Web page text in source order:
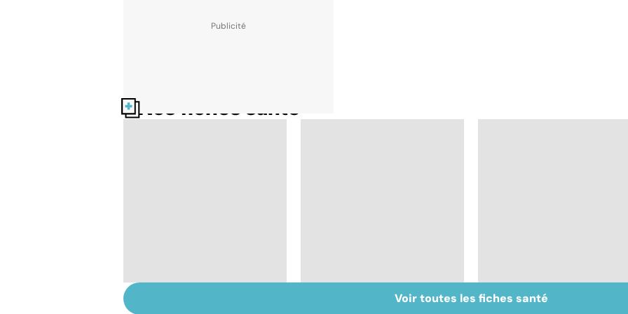
Nos fiches santé
Inflammation des
Suicide : prévenir le
Voir toutes les fiches santé